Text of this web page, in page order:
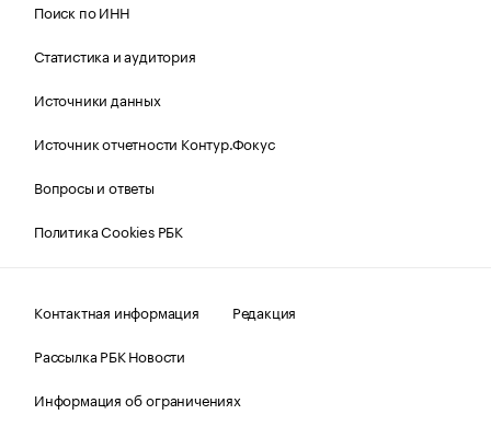
Поиск по ИНН
Статистика и аудитория
Источники данных
Источник отчетности Контур.Фокус
Вопросы и ответы
Политика Cookies РБК
Контактная информация
Редакция
Рассылка РБК Новости
Информация об ограничениях